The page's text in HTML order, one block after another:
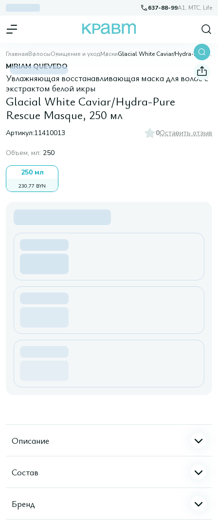
637-88-99A1, МТС, Life
ГлавнаяВолосыОчищение и уходМаски Glacial White Caviar/Hydra-Pure Rescue Masque, 250 мл
MIRIAM QUEVEDO
Увлажняющая восстанавливающая маска для волос с
экстрактом белой икры
Glacial White Caviar/Hydra-Pure
Rescue Masque, 250 мл
Артикул:11410013 0Оставить отзыв
Объем, мл: 250
250 мл
230,77 BYN
Описание
Состав
Бренд